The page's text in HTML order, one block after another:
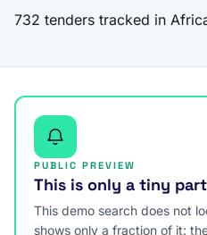
732 tenders tracked in
PUBLIC PREVIEW
This is only a tiny
This demo search does not
shows only a fraction of it: